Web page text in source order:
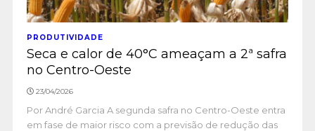
PRODUTIVIDADE
Seca e calor de 40°C ameaçam a 2ª safra
no Centro-Oeste
23/04/2026
Por André Garcia A segunda safra no Centro-Oeste entra
em fase de maior risco com a previsão de redução das